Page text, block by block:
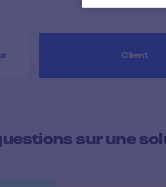
Client
sur une